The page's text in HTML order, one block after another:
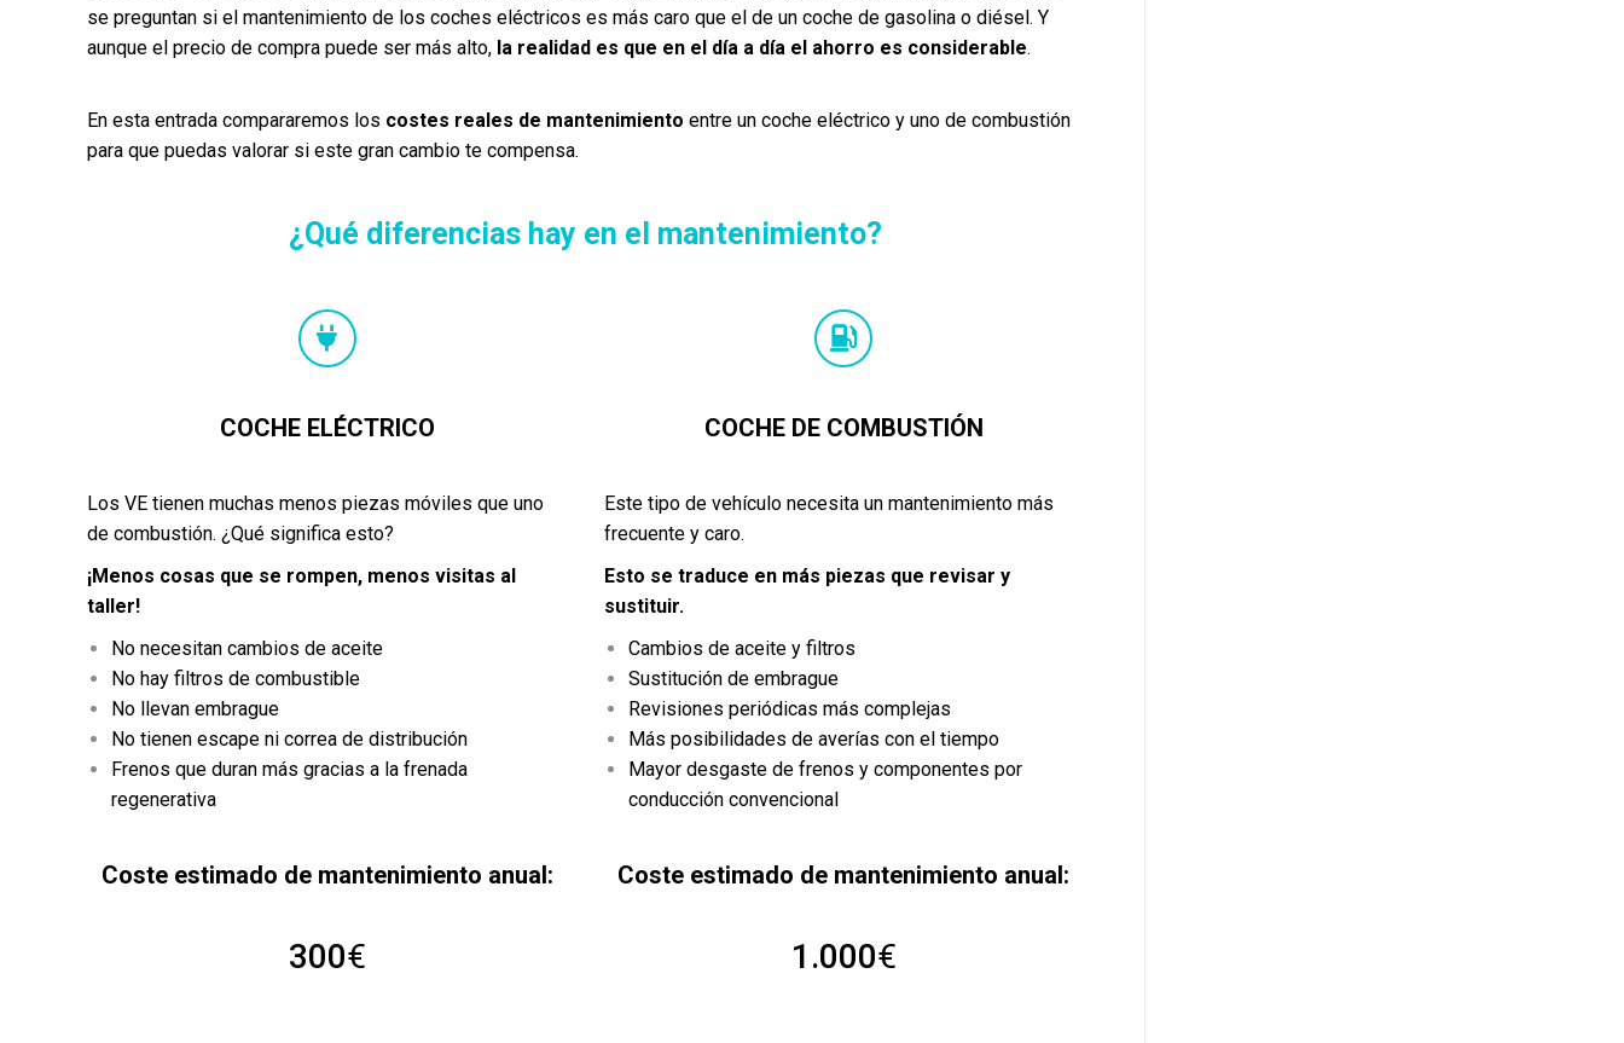
se preguntan si el mantenimiento de los coches eléctricos es más caro que el de un coche de gasolina o diésel. Y
aunque el precio de compra puede ser más alto, la realidad es que en el día a día el ahorro es considerable.
En esta entrada compararemos los costes reales de mantenimiento entre un coche eléctrico y uno de combustión
para que puedas valorar si este gran cambio te compensa.
¿Qué diferencias hay en el mantenimiento?
COCHE ELÉCTRICO
Los VE tienen muchas menos piezas móviles que uno
de combustión. ¿Qué significa esto?
¡Menos cosas que se rompen, menos visitas al
taller!
No necesitan cambios de aceite
No hay filtros de combustible
No llevan embrague
No tienen escape ni correa de distribución
Frenos que duran más gracias a la frenada
regenerativa
Coste estimado de mantenimiento anual:
300€
COCHE DE COMBUSTIÓN
Este tipo de vehículo necesita un mantenimiento más
frecuente y caro.
Esto se traduce en más piezas que revisar y
sustituir.
Cambios de aceite y filtros
Sustitución de embrague
Revisiones periódicas más complejas
Más posibilidades de averías con el tiempo
Mayor desgaste de frenos y componentes por
conducción convencional
Coste estimado de mantenimiento anual:
1.000€